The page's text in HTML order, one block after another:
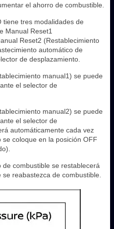
el ahorro de combustible.
tiene tres modalidades de
Manual Reset1
Reset2 (Restablecimiento
automático de
de desplazamiento.
manual1) se puede
el selector de
manual2) se puede
el selector de
automáticamente cada vez
coloque en la posición OFF
combustible se restablecerá
reabastezca de combustible.